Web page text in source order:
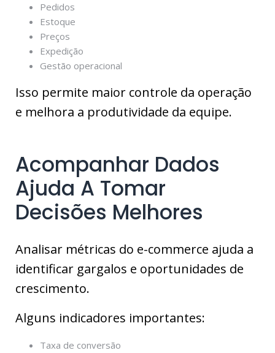
Pedidos
Estoque
Preços
Expedição
Gestão operacional
Isso permite maior controle da operação
e melhora a produtividade da equipe.
Acompanhar Dados
Ajuda A Tomar
Decisões Melhores
Analisar métricas do e-commerce ajuda a
identificar gargalos e oportunidades de
crescimento.
Alguns indicadores importantes:
Taxa de conversão